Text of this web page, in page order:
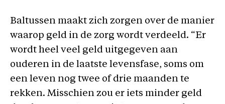
Baltussen maakt zich zorgen over de manier
waarop geld in de zorg wordt verdeeld. “Er
wordt heel veel geld uitgegeven aan
ouderen in de laatste levensfase, soms om
een leven nog twee of drie maanden te
rekken. Misschien zou er iets minder geld